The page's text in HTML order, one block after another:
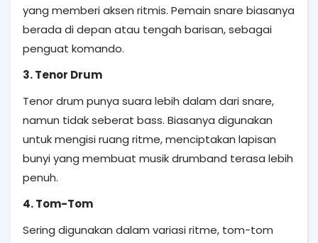
yang memberi aksen ritmis. Pemain snare biasanya
berada di depan atau tengah barisan, sebagai
penguat komando.
3. Tenor Drum
Tenor drum punya suara lebih dalam dari snare,
namun tidak seberat bass. Biasanya digunakan
untuk mengisi ruang ritme, menciptakan lapisan
bunyi yang membuat musik drumband terasa lebih
penuh.
4. Tom-Tom
Sering digunakan dalam variasi ritme, tom-tom